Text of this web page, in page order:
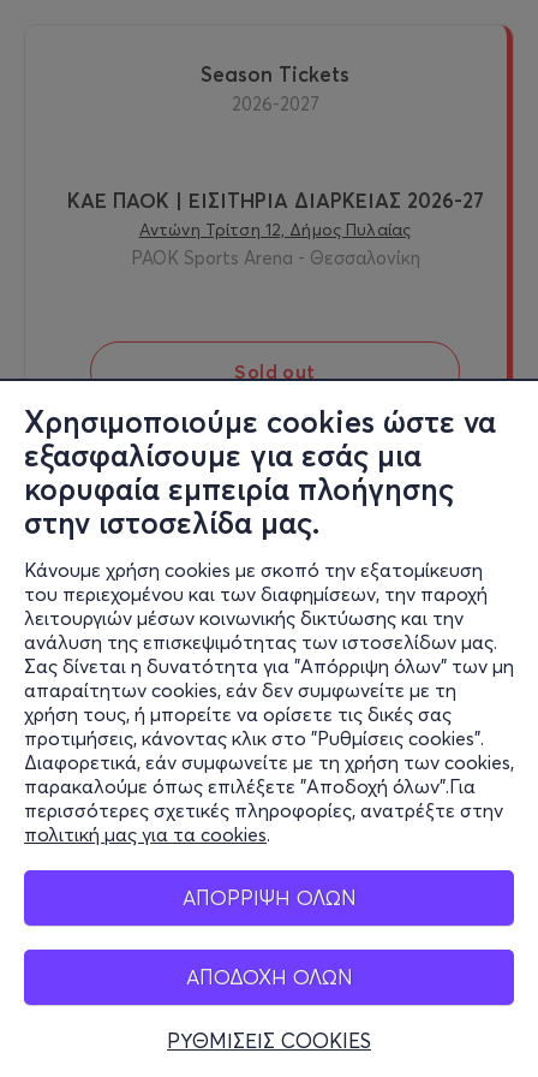
Χρησιμοποιούμε cookies ώστε να
εξασφαλίσουμε για εσάς μια
κορυφαία εμπειρία πλοήγησης
στην ιστοσελίδα μας.
Κάνουμε χρήση cookies με σκοπό την εξατομίκευση
του περιεχομένου και των διαφημίσεων, την παροχή
λειτουργιών μέσων κοινωνικής δικτύωσης και την
ανάλυση της επισκεψιμότητας των ιστοσελίδων μας.
Σας δίνεται η δυνατότητα για "Απόρριψη όλων" των μη
απαραίτητων cookies, εάν δεν συμφωνείτε με τη
χρήση τους, ή μπορείτε να ορίσετε τις δικές σας
προτιμήσεις, κάνοντας κλικ στο "Ρυθμίσεις cookies".
Διαφορετικά, εάν συμφωνείτε με τη χρήση των cookies,
παρακαλούμε όπως επιλέξετε "Αποδοχή όλων".Για
περισσότερες σχετικές πληροφορίες, ανατρέξτε στην
πολιτική μας για τα cookies.
ΑΠΟΡΡΙΨΗ ΟΛΩΝ
ΑΠΟΔΟΧΗ ΟΛΩΝ
ΡΥΘΜΙΣΕΙΣ COOKIES
Season Tickets
2026-2027
ΚΑΕ ΠΑΟΚ | ΕΙΣΙΤΗΡΙΑ ΔΙΑΡΚΕΙΑΣ 2026-27
Αντώνη Τρίτση 12, Δήμος Πυλαίας
PAOK Sports Arena - Θεσσαλονίκη
Sold out